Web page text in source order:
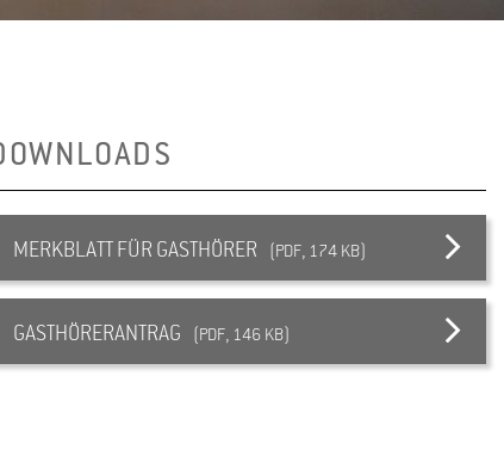
MERKBLATT FÜR GASTHÖRER (PDF, 174 KB)
GASTHÖRERANTRAG (PDF, 146 KB)